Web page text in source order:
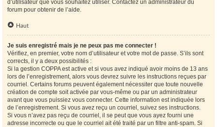
d’utilisateur que vous souhaitez utiliser. Contactez un administrateur du
forum pour obtenir de l’aide.
Haut
Je suis enregistré mais je ne peux pas me connecter !
Vérifiez, en premier, votre nom d’utilisateur et votre mot de passe. S’ils sont
corrects, il y a deux possibilités :
Si la gestion COPPA est active et si vous avez indiqué avoir moins de 13 ans
lors de l’enregistrement, alors vous devrez suivre les instructions reçues par
courriel. Certains forums peuvent également nécessiter que toute nouvelle
création de compte soit activée par vous-même ou par un administrateur
avant que vous puissiez vous connecter. Cette information est indiquée lors
de l’enregistrement. Si vous avez reçu un courriel, suivez ses instructions.
Si vous n’avez pas reçu de courriel, il se peut que vous ayez fourni une
adresse incorrecte ou que le courriel ait été traité par un filtre anti-spam. Si